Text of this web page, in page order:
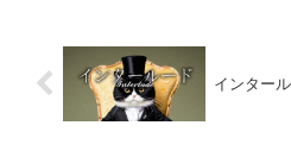
インター